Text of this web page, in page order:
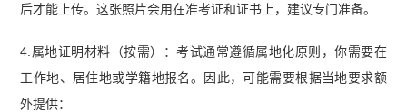
后才能上传。这张照片会用在准考证和证书上，建议专门准备。
4.属地证明材料（按需）：考试通常遵循属地化原则，你需要在
工作地、居住地或学籍地报名。因此，可能需要根据当地要求额
外提供：